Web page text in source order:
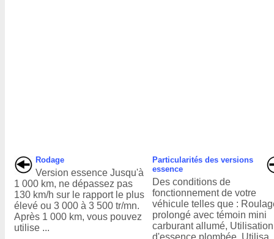
Rodage
Version essence Jusqu'à
1 000 km, ne dépassez pas
130 km/h sur le rapport le plus
élevé ou 3 000 à 3 500 tr/mn.
Après 1 000 km, vous pouvez
utilise ...
Particularités des versions
essence
Des conditions de
fonctionnement de votre
véhicule telles que :
prolongé avec témoin mini
carburant allumé, Utilisation
d'essence plombée, Utilisa